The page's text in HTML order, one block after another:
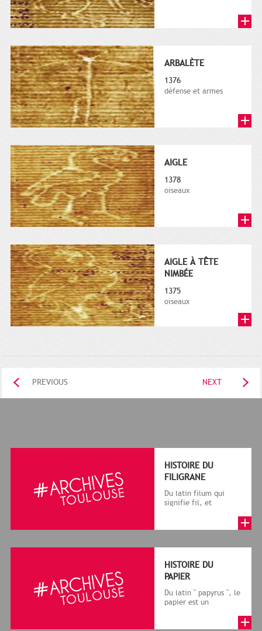
ARBALÈTE
1376
défense et armes
AIGLE
1378
oiseaux
AIGLE À TÊTE
NIMBÉE
1375
oiseaux
PREVIOUS NEXT
HISTOIRE DU
FILIGRANE
Du latin filum qui
signifie fil, et
le cadre de la f...
HISTOIRE DU
PAPIER
Du latin " papyrus ", le
papier est un